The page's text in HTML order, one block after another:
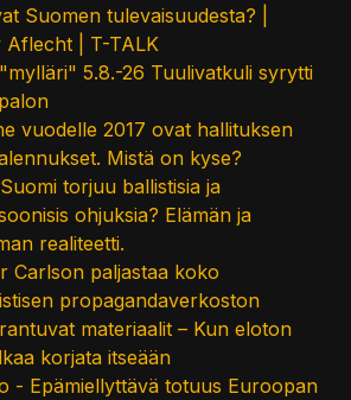
Suomen tulevaisuudesta? |
Aflecht | T-TALK
5.8.-26 Tuulivatkuli syrytti
vuodelle 2017 ovat hallituksen
Mistä on kyse?
torjuu ballistisia ja
ohjuksia? Elämän ja
realiteetti.
Carlson paljastaa koko
propagandaverkoston
materiaalit – Kun eloton
korjata itseään
- Epämiellyttävä totuus Euroopan